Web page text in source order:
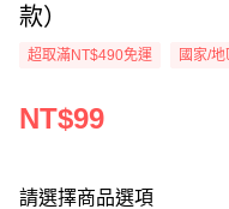
款）
超取滿NT$490免運 國家/
NT$99
請選擇商品選項